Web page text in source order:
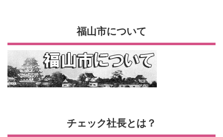
福山市について
チェック社長とは？